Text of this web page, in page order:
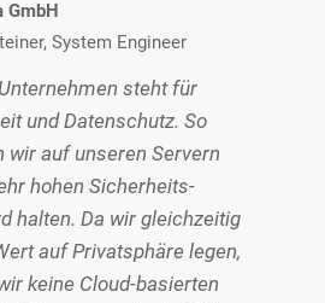
GmbH
System Engineer
steht für
und Datenschutz. So
wir auf unseren Servern
hohen Sicherheits-
halten. Da wir gleichzeitig
auf Privatsphäre legen,
keine Cloud-basierten